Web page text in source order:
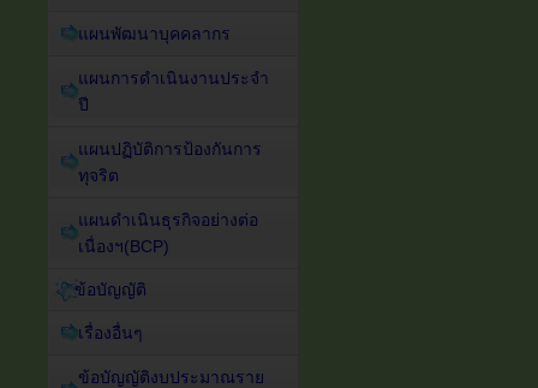
แผนพัฒนาบุคคลากร
แผนการดำเนินงานประจำ
ปี
แผนปฏิบัติการป้องกันการ
ทุจริต
แผนดำเนินธุรกิจอย่างต่อ
เนื่องฯ(BCP)
ข้อบัญญัติ
เรื่องอื่นๆ
ข้อบัญญัติงบประมาณราย